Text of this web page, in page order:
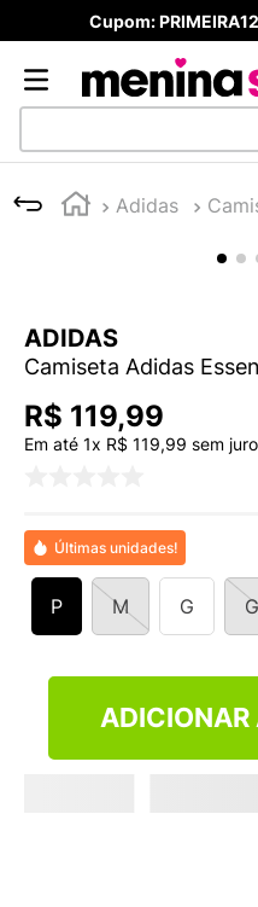
Cupom:
Adidas
ADIDAS
Camiseta Adidas
R$ 119,99
Em até 1x R$ 119,99 sem
Últimas unidades!
P M G
ADICIONAR
1
TÊNIS NEWS BALANCE
4º
TÊNIS VEJA WHITE
5
ADIDAS
6º
SAMBA
9 º
NEW 530
10º VANS TÊNIS VANS